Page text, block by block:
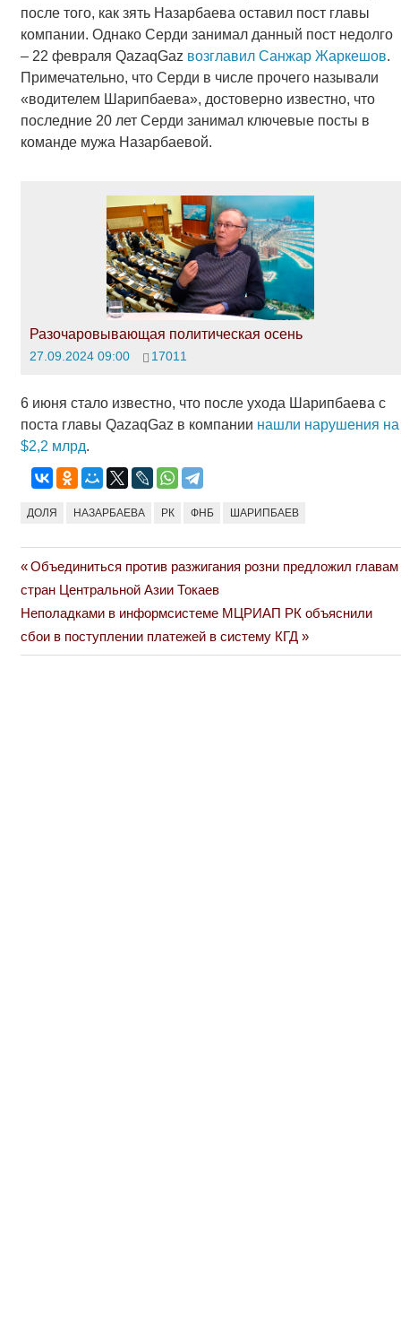
после того, как зять Назарбаева оставил пост главы
компании. Однако Серди занимал данный пост недолго
– 22 февраля QazaqGaz возглавил Санжар Жаркешов.
Примечательно, что Серди в числе прочего называли
«водителем Шарипбаева», достоверно известно, что
последние 20 лет Серди занимал ключевые посты в
команде мужа Назарбаевой.
Разочаровывающая политическая осень
27.09.2024 09:00 17011
6 июня стало известно, что после ухода Шарипбаева с
поста главы QazaqGaz в компании нашли нарушения на
$2,2 млрд.
ДОЛЯ НАЗАРБАЕВА РК ФНБ ШАРИПБАЕВ
Навигация
по
записям
Previous
Post:
Объединиться против разжигания розни предложил главам
стран Центральной Азии Токаев
Next
Post:
Неполадками в информсистеме МЦРИАП РК объяснили
сбои в поступлении платежей в систему КГД